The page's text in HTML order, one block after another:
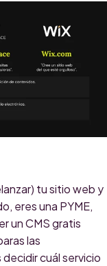
tu sitio web y
eres una PYME,
un CMS gratis
las
cuál servicio